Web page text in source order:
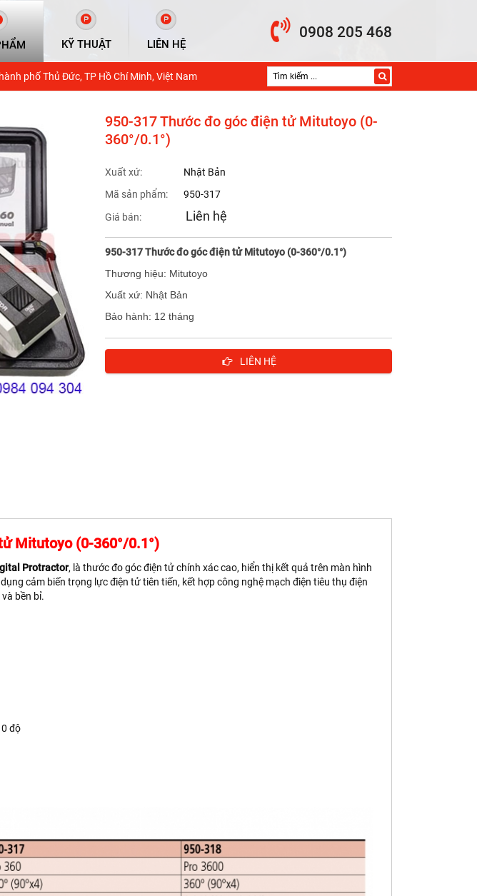
KỸ THUẬT LIÊN HỆ
0908 205 468
phố Thủ Đức, TP Hồ Chí Minh, Việt Nam
950-317 Thước đo góc điện tử Mitutoyo (0-
360°/0.1°)
Xuất xứ:
Nhật Bản
Mã sản phẩm:
950-317
Giá bán:
Liên hệ
950-317 Thước đo góc điện tử Mitutoyo (0-360°/0.1°)
Thương hiệu: Mitutoyo
Xuất xứ: Nhật Bản
Bảo hành: 12 tháng
LIÊN HỆ
Mitutoyo (0-360°/0.1°)
Protractor, là thước đo góc điện tử chính xác cao, hiển thị kết quả trên màn hình
cảm biến trọng lực điện tử tiên tiến, kết hợp công nghệ mạch điện tiêu thụ điện
bền bỉ.
độ